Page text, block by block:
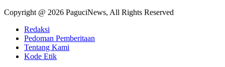
Copyright @ 2026 PaguciNews, All Rights Reserved
Redaksi
Pedoman Pemberitaan
Tentang Kami
Kode Etik